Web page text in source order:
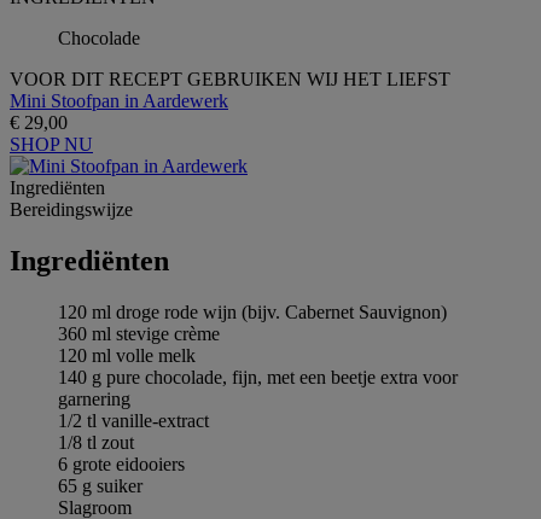
Chocolade
VOOR DIT RECEPT GEBRUIKEN WIJ HET LIEFST
Mini Stoofpan in Aardewerk
€ 29,00
SHOP NU
Ingrediёnten
Bereidingswijze
Ingrediёnten
120 ml droge rode wijn (bijv. Cabernet Sauvignon)
360 ml stevige crème
120 ml volle melk
140 g pure chocolade, fijn, met een beetje extra voor
garnering
1/2 tl vanille-extract
1/8 tl zout
6 grote eidooiers
65 g suiker
Slagroom